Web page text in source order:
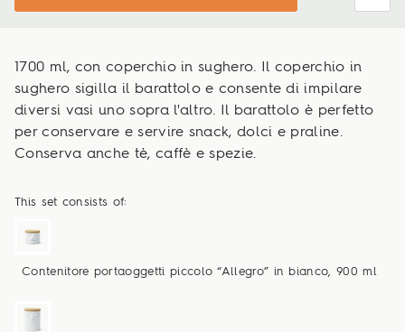
1700 ml, con coperchio in sughero. Il coperchio in
sughero sigilla il barattolo e consente di impilare
diversi vasi uno sopra l'altro. Il barattolo è perfetto
per conservare e servire snack, dolci e praline.
Conserva anche tè, caffè e spezie.
This set consists of:
Contenitore portaoggetti piccolo “Allegro” in bianco, 900 ml